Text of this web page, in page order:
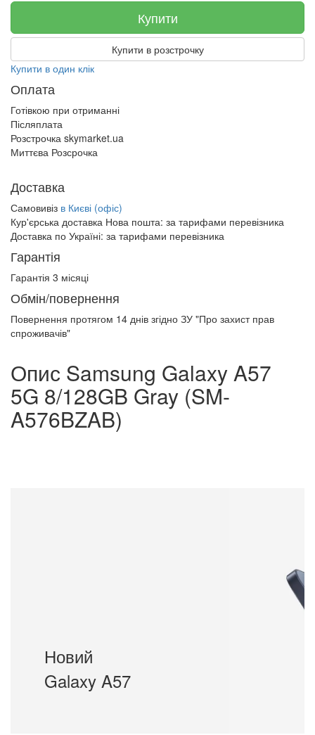
Купити
Купити в розстрочку
Купити в один клік
Оплата
Готівкою при отриманні
Післяплата
Розстрочка skymarket.ua
Миттєва Розсрочка
Доставка
Самовивіз в Києві (офіс)
Кур'єрська доставка Нова пошта: за тарифами перевізника
Доставка по Україні: за тарифами перевізника
Гарантія
Гарантія 3 місяці
Обмін/повернення
Повернення протягом 14 днів згідно ЗУ "Про захист прав
спроживачів"
Опис Samsung Galaxy A57
5G 8/128GB Gray (SM-
A576BZAB)
Новий
Galaxy A57